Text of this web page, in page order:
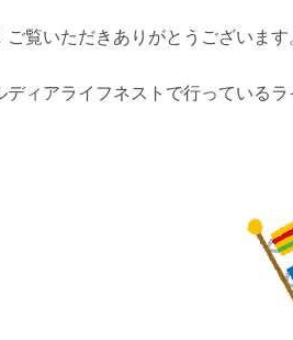
ご覧いただきありがとうございま
ディアライフネストで行っている